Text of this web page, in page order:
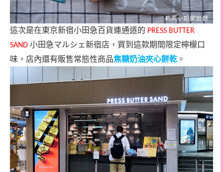
這次是在東京新宿小田急百貨連通道的 PRESS BUTTER
SAND 小田急マルシェ新宿店，買到這款期間限定檸檬口
味，店內還有販售常態性商品焦糖奶油夾心餅乾 。